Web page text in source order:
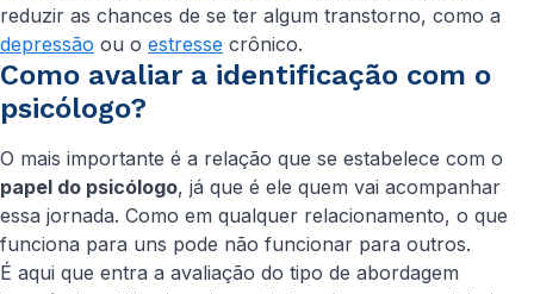
reduzir as chances de se ter algum transtorno, como a
depressão ou o estresse crônico.
Como avaliar a identificação com o
psicólogo?
O mais importante é a relação que se estabelece com o
papel do psicólogo, já que é ele quem vai acompanhar
essa jornada. Como em qualquer relacionamento, o que
funciona para uns pode não funcionar para outros.
É aqui que entra a avaliação do tipo de abordagem